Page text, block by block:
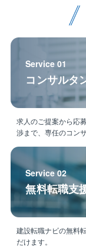
・学校、病院
・EV自動車の
・快適な室内
（電力等）の
・電力等のエ
な省エネ化の
・自家消費型
【同社につい
◎どんな企業？
地方公共団体
を得る、注目
省エネ機器（
ルティングや
発電）などの
計・導入・維
そんな誤った
ール導入を促
同社が担当す
工事が中心で
り、やりがい
【魅力】
◎上場に向け
近年注目度の
に関わるトー
社。
売り上げ予測
期を経験できま
将来的には、
ます！
現在は上場準
大していきま
【働き方、就業
◎IT化の推進
工管理は泥臭
そんな誤った
ール導入を促
同社が担当す
工事が中心で
り、やりがい
近年注目度の
に関わるトー
社。
売り上げ予測
期を経験でき
将来的には、
Service 01
コンサルタ
求人のご提案から応
渉まで、専任のコン
Service 02
無料転職支
建設転職ナビの無料
だけます。